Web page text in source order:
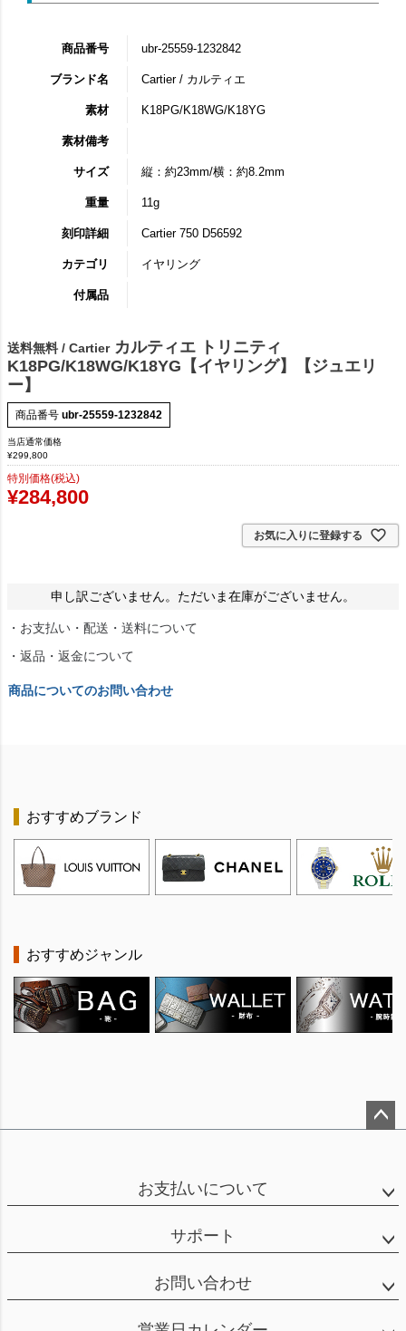
商品番号 ubr-25559-1232842
ブランド名 Cartier / カルティエ
素材 K18PG/K18WG/K18YG
素材備考
サイズ 縦：約23mm/横：約8.2mm
重量 11g
刻印詳細 Cartier 750 D56592
カテゴリ イヤリング
付属品
送料無料 / Cartier カルティエ トリニティ
K18PG/K18WG/K18YG【イヤリング】【ジュエリ
ー】
商品番号 ubr-25559-1232842
当店通常価格
¥299,800
特別価格(税込)
¥284,800
お気に入りに登録する
申し訳ございません。ただいま在庫がございません。
・お支払い・配送・送料について
・返品・返金について
商品についてのお問い合わせ
おすすめブランド
おすすめジャンル
お支払いについて
サポート
お問い合わせ